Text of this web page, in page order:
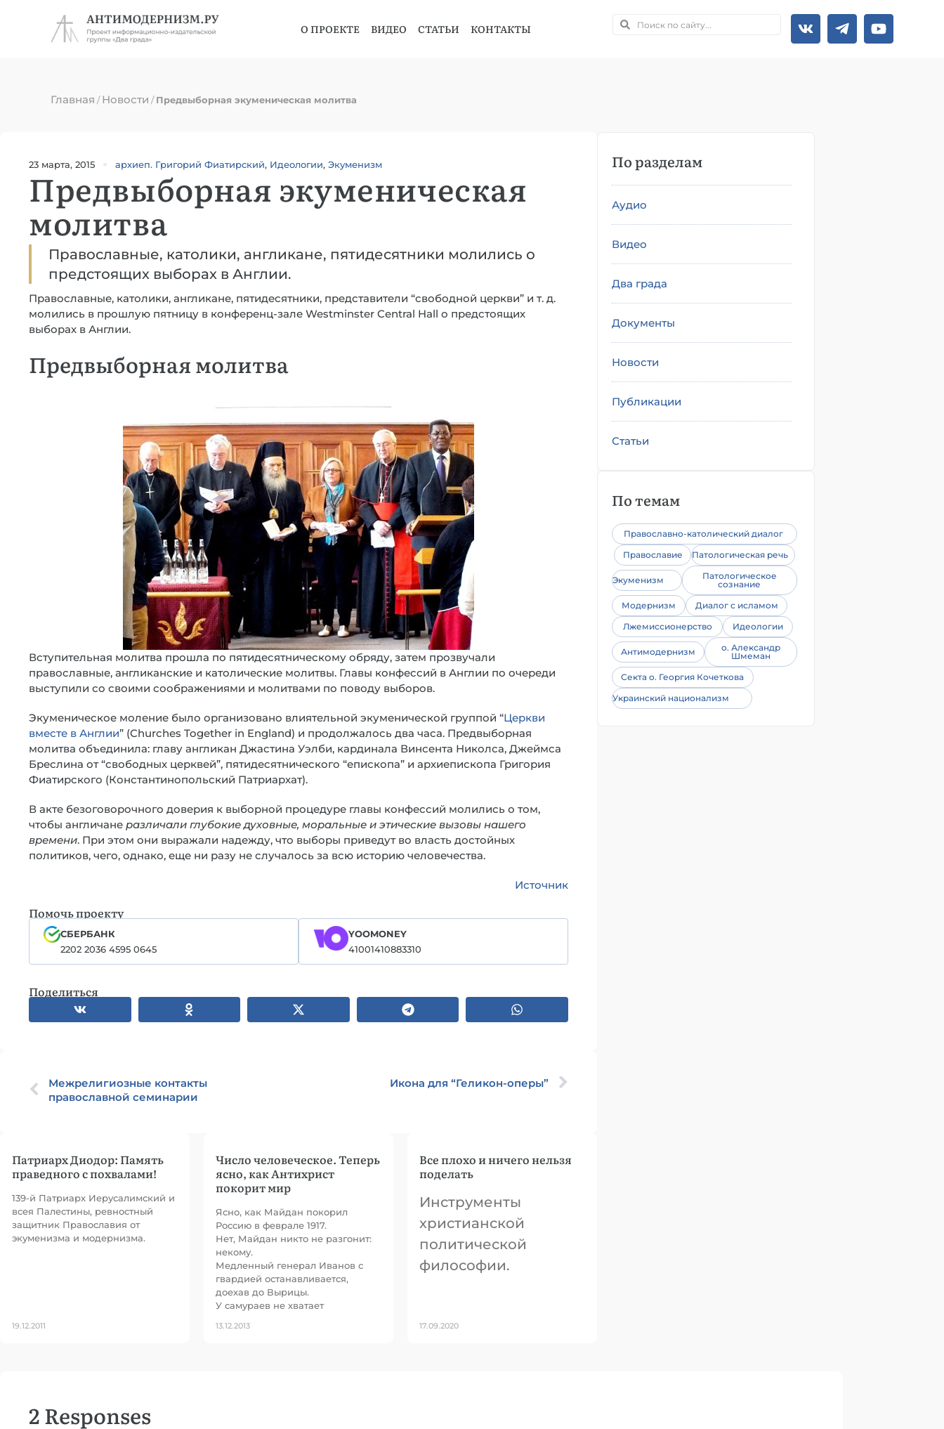
О ПРОЕКТЕ ВИДЕО СТАТЬИ КОНТАКТЫ
Главная /Новости /Предвыборная экуменическая молитва
23 марта, 2015 архиеп. Григорий Фиатирский, Идеологии, Экуменизм
Предвыборная экуменическая
молитва
Православные, католики, англикане, пятидесятники молились о
предстоящих выборах в Англии.
Православные, католики, англикане, пятидесятники, представители “свободной церкви” и т. д.
молились в прошлую пятницу в конференц-зале Westminster Central Hall о предстоящих
выборах в Англии.
Предвыборная молитва
Вступительная молитва прошла по пятидесятническому обряду, затем прозвучали
православные, англиканские и католические молитвы. Главы конфессий в Англии по очереди
выступили со своими соображениями и молитвами по поводу выборов.
Экуменическое моление было организовано влиятельной экуменической группой “Церкви
вместе в Англии” (Churches Together in England) и продолжалось два часа. Предвыборная
молитва объединила: главу англикан Джастина Уэлби, кардинала Винсента Николса, Джеймса
Бреслина от “свободных церквей”, пятидесятнического “епископа” и архиепископа Григория
Фиатирского (Константинопольский Патриархат).
В акте безоговорочного доверия к выборной процедуре главы конфессий молились о том,
чтобы англичане различали глубокие духовные, моральные и этические вызовы нашего
времени. При этом они выражали надежду, что выборы приведут во власть достойных
политиков, чего, однако, еще ни разу не случалось за всю историю человечества.
Источник
Помочь проекту
СБЕРБАНК
2202 2036 4595 0645
YOOMONEY
41001410883310
Поделиться
Межрелигиозные контакты
православной семинарии
Икона для “Геликон-оперы”
Патриарх Диодор: Память
праведного с похвалами!
139-й Патриарх Иерусалимский и
всея Палестины, ревностный
защитник Православия от
экуменизма и модернизма.
19.12.2011
Число человеческое. Теперь
ясно, как Антихрист
покорит мир
Ясно, как Майдан покорил
Россию в феврале 1917.
Нет, Майдан никто не разгонит:
некому.
Медленный генерал Иванов с
гвардией останавливается,
доехав до Вырицы.
У самураев не хватает
13.12.2013
Все плохо и ничего нельзя
поделать
Инструменты
христианской
политической
философии.
17.09.2020
По разделам
Аудио
Видео
Два града
Документы
Новости
Публикации
Статьи
По темам
Православно-католический диалог
Православие
Патологическая речь
Экуменизм
Патологическое
сознание
Модернизм
Диалог с исламом
Лжемиссионерство
Идеологии
Антимодернизм
о. Александр
Шмеман
Секта о. Георгия Кочеткова
Украинский национализм
2 Responses